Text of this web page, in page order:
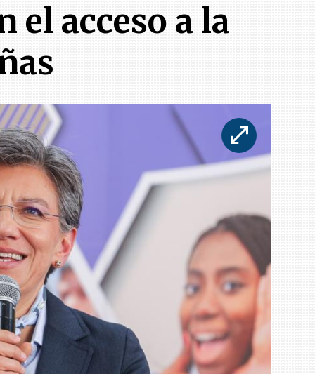
el acceso a la